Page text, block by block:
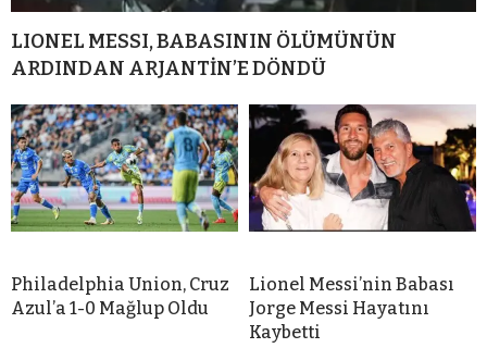
LIONEL MESSI, BABASININ ÖLÜMÜNÜN
ARDINDAN ARJANTİN’E DÖNDÜ
Philadelphia Union, Cruz
Azul’a 1-0 Mağlup Oldu
Lionel Messi’nin Babası
Jorge Messi Hayatını
Kaybetti